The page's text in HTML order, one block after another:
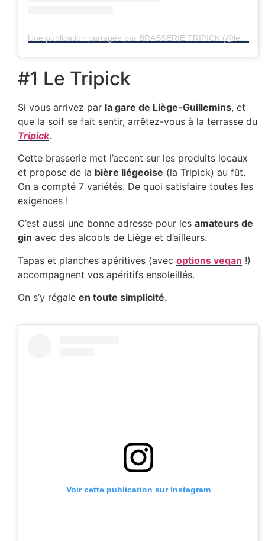
#1 Le Tripick
Si vous arrivez par la gare de Liège-Guillemins, et
que la soif se fait sentir, arrêtez-vous à la terrasse du
Tripick.
Cette brasserie met l’accent sur les produits locaux
et propose de la bière liégeoise (la Tripick) au fût.
On a compté 7 variétés. De quoi satisfaire toutes les
exigences !
C’est aussi une bonne adresse pour les amateurs de
gin avec des alcools de Liège et d’ailleurs.
Tapas et planches apéritives (avec options vegan !)
accompagnent vos apéritifs ensoleillés.
On s’y régale en toute simplicité.
Voir cette publication sur Instagram